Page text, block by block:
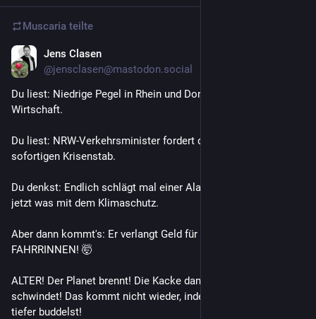
Muscaria teilte
Jens Clasen
@jensclasen@mastodon.social
Du liest: Niedrige Pegel in Rhein und Donau schaden der
Wirtschaft.
Du liest: NRW-Verkehrsminister fordert darum einen
sofortigen Krisenstab.
Du denkst: Endlich schlägt mal einer Alarm. Vielleicht wird's
jetzt was mit dem Klimaschutz.
Aber dann kommt's: Er verlangt Geld für den AUSBAU VON
FAHRRINNEN! 🤯
ALTER! Der Planet brennt! Die Kacke dampft! Das Wasser
schwindet! Das kommt nicht wieder, indem du einfach immer
tiefer buddelst!